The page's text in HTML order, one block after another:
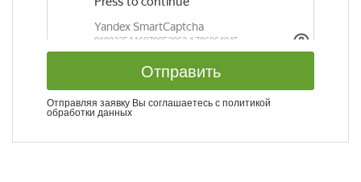
Отправить
Отправляя заявку Вы соглашаетесь с политикой
обработки данных